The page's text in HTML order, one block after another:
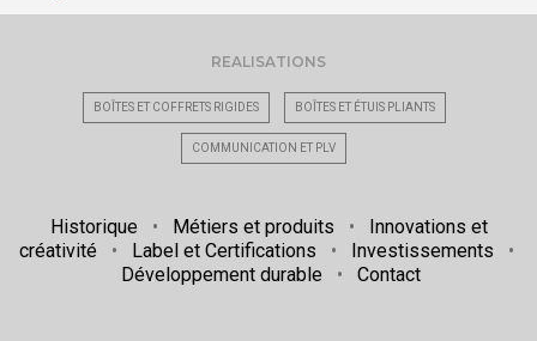
REALISATIONS
BOÎTES ET COFFRETS RIGIDES BOÎTES ET ÉTUIS PLIANTS
COMMUNICATION ET PLV
Historique• Métiers et produits • Innovations et
créativité• Label et Certifications • Investissements •
Développement durable • Contact